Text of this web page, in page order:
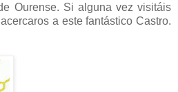
Ourense. Si alguna vez visitáis
a este fantástico Castro.